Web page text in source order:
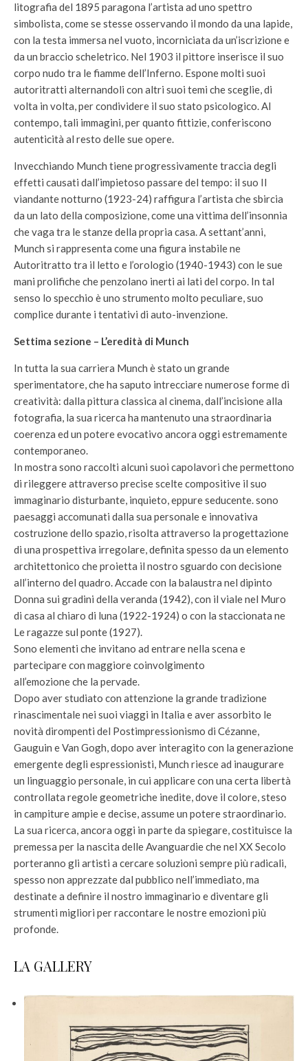
litografia del 1895 paragona l’artista ad uno spettro
simbolista, come se stesse osservando il mondo da una lapide,
con la testa immersa nel vuoto, incorniciata da un’iscrizione e
da un braccio scheletrico. Nel 1903 il pittore inserisce il suo
corpo nudo tra le fiamme dell’Inferno. Espone molti suoi
autoritratti alternandoli con altri suoi temi che sceglie, di
volta in volta, per condividere il suo stato psicologico. Al
contempo, tali immagini, per quanto fittizie, conferiscono
autenticità al resto delle sue opere.
Invecchiando Munch tiene progressivamente traccia degli
effetti causati dall’impietoso passare del tempo: il suo Il
viandante notturno (1923-24) raffigura l’artista che sbircia
da un lato della composizione, come una vittima dell’insonnia
che vaga tra le stanze della propria casa. A settant’anni,
Munch si rappresenta come una figura instabile ne
Autoritratto tra il letto e l’orologio (1940-1943) con le sue
mani prolifiche che penzolano inerti ai lati del corpo. In tal
senso lo specchio è uno strumento molto peculiare, suo
complice durante i tentativi di auto-invenzione.
Settima sezione – L’eredità di Munch
In tutta la sua carriera Munch è stato un grande
sperimentatore, che ha saputo intrecciare numerose forme di
creatività: dalla pittura classica al cinema, dall’incisione alla
fotografia, la sua ricerca ha mantenuto una straordinaria
coerenza ed un potere evocativo ancora oggi estremamente
contemporaneo.
In mostra sono raccolti alcuni suoi capolavori che permettono
di rileggere attraverso precise scelte compositive il suo
immaginario disturbante, inquieto, eppure seducente. sono
paesaggi accomunati dalla sua personale e innovativa
costruzione dello spazio, risolta attraverso la progettazione
di una prospettiva irregolare, definita spesso da un elemento
architettonico che proietta il nostro sguardo con decisione
all’interno del quadro. Accade con la balaustra nel dipinto
Donna sui gradini della veranda (1942), con il viale nel Muro
di casa al chiaro di luna (1922-1924) o con la staccionata ne
Le ragazze sul ponte (1927).
Sono elementi che invitano ad entrare nella scena e
partecipare con maggiore coinvolgimento
all’emozione che la pervade.
Dopo aver studiato con attenzione la grande tradizione
rinascimentale nei suoi viaggi in Italia e aver assorbito le
novità dirompenti del Postimpressionismo di Cézanne,
Gauguin e Van Gogh, dopo aver interagito con la generazione
emergente degli espressionisti, Munch riesce ad inaugurare
un linguaggio personale, in cui applicare con una certa libertà
controllata regole geometriche inedite, dove il colore, steso
in campiture ampie e decise, assume un potere straordinario.
La sua ricerca, ancora oggi in parte da spiegare, costituisce la
premessa per la nascita delle Avanguardie che nel XX Secolo
porteranno gli artisti a cercare soluzioni sempre più radicali,
spesso non apprezzate dal pubblico nell’immediato, ma
destinate a definire il nostro immaginario e diventare gli
strumenti migliori per raccontare le nostre emozioni più
profonde.
LA GALLERY